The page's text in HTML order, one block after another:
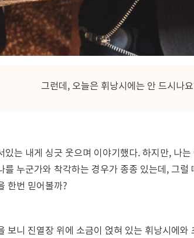
그런데, 오늘은 휘낭시에는 안 드시나
있는 내게 싱긋 웃으며 이야기했다. 하지만, 나
를 누군가와 착각하는 경우가 종종 있는데, 그
한번 믿어볼까?
보니 진열장 위에 소금이 얹혀 있는 휘낭시에